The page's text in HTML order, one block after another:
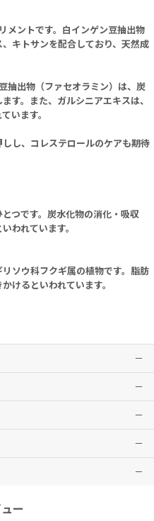
メントです。白インゲン豆抽出物
キトサンを配合しており、天然成
抽出物（ファセオラミン）は、炭
す。また、ガルシニアエキスは、
います。
し、コレステロールのケアも期待
つです。炭水化物の消化・吸収
われています。
ソウ科フクギ属の植物です。脂肪
けるといわれています。
。
予めご了承ください。
。
ご使用は避けてください。
、成分に脂肪が含まれているも
後2時間の間に本品をお召し上
より軽い方は、本品のご使用は
、異常を感じた際はただちに使
Garcinia Extract 250mg, C
ー